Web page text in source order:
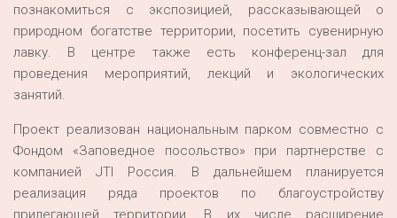
познакомиться с экспозицией, рассказывающей о
природном богатстве территории, посетить сувенирную
лавку. В центре также есть конференц-зал для
проведения мероприятий, лекций и экологических
занятий.
Проект реализован национальным парком совместно с
Фондом «Заповедное посольство» при партнерстве с
компанией JTI Россия. В дальнейшем планируется
реализация ряда проектов по благоустройству
прилегающей территории. В их числе расширение